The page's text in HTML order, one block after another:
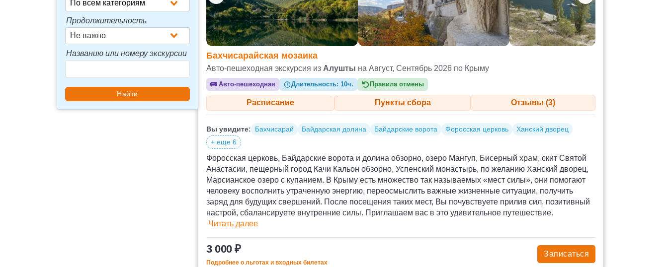
Бахчисарайская мозаика
Авто-пешеходная экскурсия из Алушты на Август, Сентябрь 2026 по Крыму
🚌Авто-пешеходная Длительность:10ч. Правила отмены
Расписание Пункты сбора Отзывы (3)
Вы увидите: Бахчисарай Байдарская долина Байдарские ворота Форосская церковь
Ханский дворец
+ еще 6
Форосская церковь, Байдарские ворота и долина обзорно, озеро Мангуп, Бисерный храм, скит Святой
Анастасии, пещерный город Качи Кальон обзорно, Успенский монастырь, по желанию Ханский дворец,
Марсианское озеро с купанием. В Крыму есть множество так называемых «мест силы», они помогают
человеку восполнить утраченную энергию, переосмыслить важные жизненные ситуации, получить
заряд для будущих свершений. После посещения таких мест, Вы почувствуете прилив сил, позитивный
настрой, сбалансируете внутренние силы. Приглашаем вас в это удивительное путешествие.
Читать далее
3 000 ₽
Подробнее о льготах и входных билетах
Записаться
Продолжительность
Не важно
Названию или номеру экскурсии